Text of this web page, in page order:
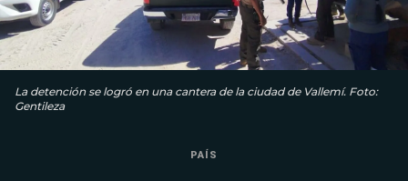
La detención se logró en una cantera de la ciudad de Vallemí. Foto:
Gentileza
PAÍS